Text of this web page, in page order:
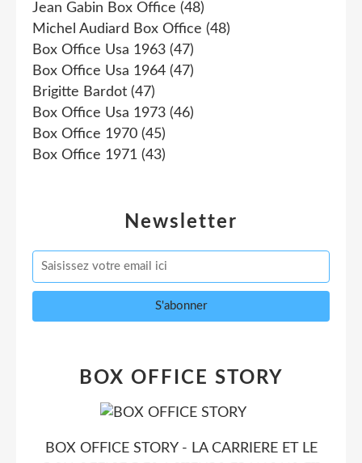
Newsletter
Jean Gabin Box Office (48)
Michel Audiard Box Office (48)
Box Office Usa 1963 (47)
Box Office Usa 1964 (47)
Brigitte Bardot (47)
Box Office Usa 1973 (46)
Box Office 1970 (45)
Box Office 1971 (43)
BOX OFFICE STORY
BOX OFFICE STORY - LA CARRIERE ET LE